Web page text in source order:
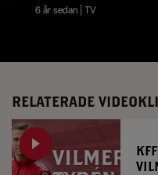
6 år sedan | TV
RELATERADE